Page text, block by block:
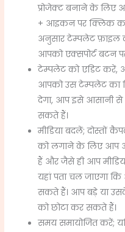
प्रोजेक्ट बनाने के लिए
+ आइकन पर क्लिक
अनुसार टेम्पलेट फ़ाइल
आपको एक्सपोर्ट बटन
टेम्पलेट को एडिट करें,
आपको उस टेम्पलेट का
देगा, आप इसे आसानी से
सकते हैं।
मीडिया बदलें; दोस्तों
को लगाने के लिए आप
हैं और जैसे ही आप
यहां पता चल जाएगा
सकते हैं। आप बड़े या
को छोटा कर सकते हैं।
समय समायोजित करें;